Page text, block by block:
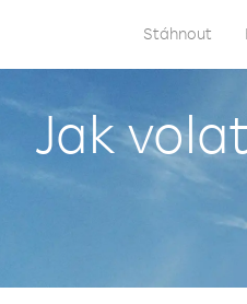
Stáhnout
Jak